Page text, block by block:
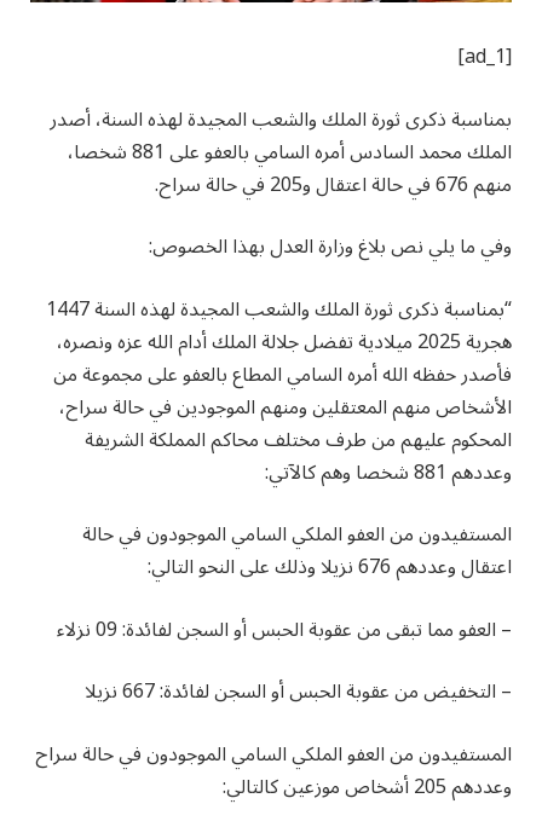
[ad_1]
بمناسبة ذكرى ثورة الملك والشعب المجيدة لهذه السنة، أصدر
الملك محمد السادس أمره السامي بالعفو على 881 شخصا،
منهم 676 في حالة اعتقال و205 في حالة سراح.
وفي ما يلي نص بلاغ وزارة العدل بهذا الخصوص:
“بمناسبة ذكرى ثورة الملك والشعب المجيدة لهذه السنة 1447
هجرية 2025 ميلادية تفضل جلالة الملك أدام الله عزه ونصره،
فأصدر حفظه الله أمره السامي المطاع بالعفو على مجموعة من
الأشخاص منهم المعتقلين ومنهم الموجودين في حالة سراح،
المحكوم عليهم من طرف مختلف محاكم المملكة الشريفة
وعددهم 881 شخصا وهم كالآتي:
المستفيدون من العفو الملكي السامي الموجودون في حالة
اعتقال وعددهم 676 نزيلا وذلك على النحو التالي:
– العفو مما تبقى من عقوبة الحبس أو السجن لفائدة: 09 نزلاء
– التخفيض من عقوبة الحبس أو السجن لفائدة: 667 نزيلا
المستفيدون من العفو الملكي السامي الموجودون في حالة سراح
وعددهم 205 أشخاص موزعين كالتالي: